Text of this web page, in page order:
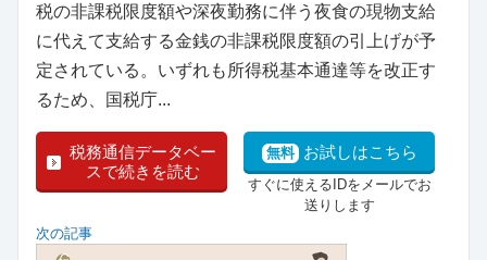
税の非課税限度額や深夜勤務に伴う夜食の現物支給
に代えて支給する金銭の非課税限度額の引上げが予
定されている。いずれも所得税基本通達等を改正す
るため、国税庁...
税務通信データベー
スで続きを読む
無料 お試しはこちら
すぐに使えるIDをメールでお
送りします
次の記事